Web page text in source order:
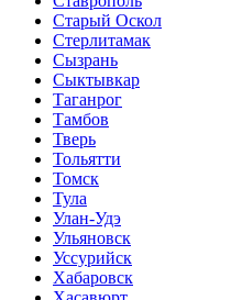
Старый Оскол
Стерлитамак
Сызрань
Сыктывкар
Таганрог
Тамбов
Тверь
Тольятти
Томск
Тула
Улан-Удэ
Ульяновск
Уссурийск
Хабаровск